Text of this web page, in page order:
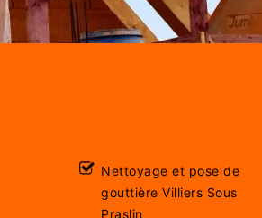
Nettoyage et pose de
gouttière Villiers Sous
Praslin